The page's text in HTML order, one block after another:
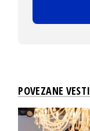
POVEZANE VESTI